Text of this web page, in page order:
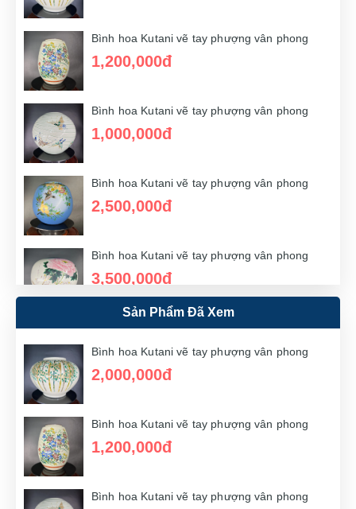
Bình hoa Kutani vẽ tay phượng vân phong
1,200,000đ
Bình hoa Kutani vẽ tay phượng vân phong
1,000,000đ
Bình hoa Kutani vẽ tay phượng vân phong
2,500,000đ
Bình hoa Kutani vẽ tay phượng vân phong
3,500,000đ
Bình hoa Kutani vẽ tay phượng vân phong
1,500,000đ
3,000,000đ
2,500,000đ
Sản Phẩm Đã Xem
Bình hoa Kutani vẽ tay phượng vân phong
2,000,000đ
Bình hoa Kutani vẽ tay phượng vân phong
1,200,000đ
Bình hoa Kutani vẽ tay phượng vân phong